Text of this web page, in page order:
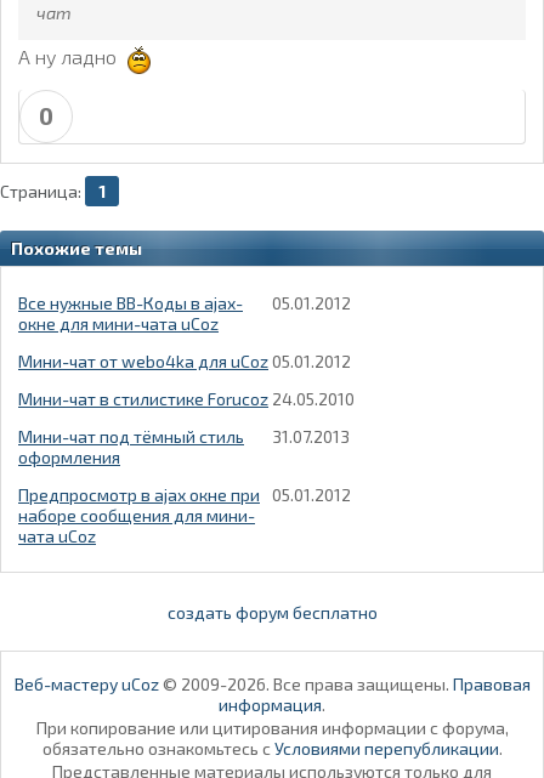
чат
А ну ладно
0
Страница: 1
Похожие темы
Все нужные BB-Коды в ajax-
окне для мини-чата uCoz
05.01.2012
Мини-чат от webo4ka для uCoz05.01.2012
Мини-чат в стилистике Forucoz 24.05.2010
Мини-чат под тёмный стиль
оформления
31.07.2013
Предпросмотр в ajax окне при
наборе сообщения для мини-
чата uCoz
05.01.2012
создать форум бесплатно
Веб-мастеру uCoz© 2009-2026. Все права защищены. Правовая
информация.
При копирование или цитирования информации с форума,
обязательно ознакомьтесь с Условиями перепубликации.
Представленные материалы используются только для